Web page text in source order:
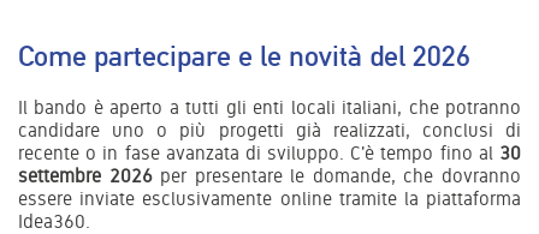
Come partecipare e le novità del 2026
Il bando è aperto a tutti gli enti locali italiani, che potranno
candidare uno o più progetti già realizzati, conclusi di
recente o in fase avanzata di sviluppo. C'è tempo fino al 30
settembre 2026per presentare le domande, che dovranno
essere inviate esclusivamente online tramite la piattaforma
Idea360.